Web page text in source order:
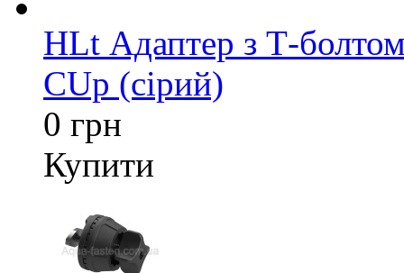
HLt Адаптер з Т-
CUp (сірий)
0 грн
Купити